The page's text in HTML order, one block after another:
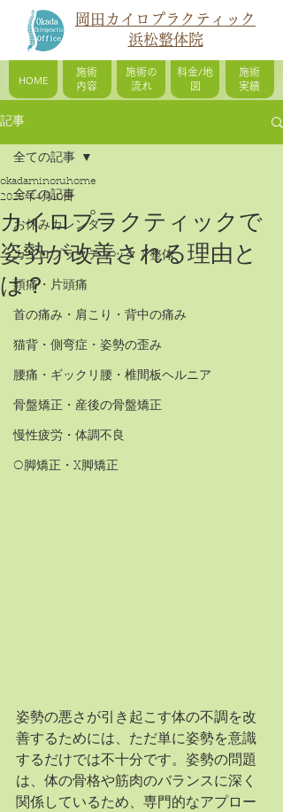
HOME
施術
内容
施術の
流れ
料金/地
図
施術
実績
岡田カイロプラクティック
浜松整体院
記事
全ての記事
お休みカレンダー
カイロプラクティック / 整体
頭痛・片頭痛
首の痛み・肩こり・背中の痛み
猫背・側弯症・姿勢の歪み
腰痛・ギックリ腰・椎間板ヘルニア
骨盤矯正・産後の骨盤矯正
慢性疲労・体調不良
O脚矯正・X脚矯正
全ての記事
カイロプラクティックで
姿勢が改善される理由と
は？
okadaminoruhome
2025年4月10日
姿勢の悪さが引き起こす体の不調を改
善するためには、ただ単に姿勢を意識
するだけでは不十分です。姿勢の問題
は、体の骨格や筋肉のバランスに深く
関係しているため、専門的なアプロー